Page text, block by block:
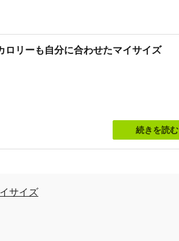
ロリーも自分に合わせたマイサイズ
続きを読む
サイズ